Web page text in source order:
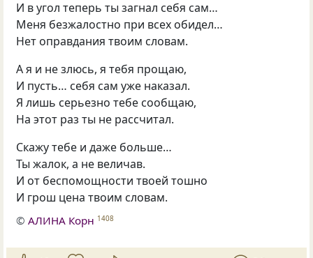
И в угол теперь ты загнал себя сам…
Меня безжалостно при всех обидел…
Нет оправдания твоим словам.
А я и не злюсь, я тебя прощаю,
И пусть… себя сам уже наказал.
Я лишь серьезно тебе сообщаю,
На этот раз ты не рассчитал.
Скажу тебе и даже больше…
Ты жалок, а не величав.
И от беспомощности твоей тошно
И грош цена твоим словам.
©АЛИНА Корн 1408